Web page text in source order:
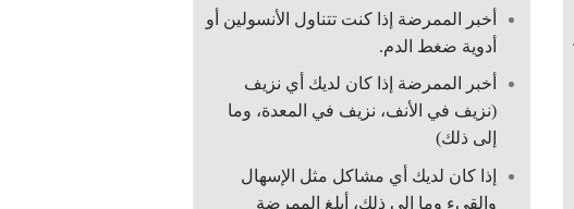
أخبر الممرضة إذا كنت تتناول الأنسولين أو
أدوية ضغط الدم.
أخبر الممرضة إذا كان لديك أي نزيف
(نزيف في الأنف، نزيف في المعدة، وما
إلى ذلك)
إذا كان لديك أي مشاكل مثل الإسهال
والقيء وما إلى ذلك، أبلغ الممرضة